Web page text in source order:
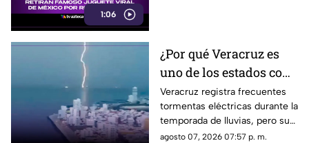
1:06
¿Por qué Veracruz es
uno de los estados con
MÁS RAYOS en
México?
Veracruz registra frecuentes
tormentas eléctricas durante la
temporada de lluvias, pero su
ubicación geográfica y relieve
agosto 07, 2026 07:57 p. m.